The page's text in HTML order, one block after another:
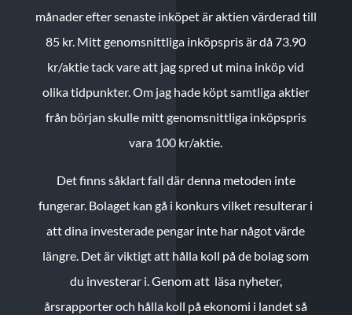
månader efter senaste inköpet är aktien värderad till
85 kr. Mitt genomsnittliga inköpspris är då 73.90
kr/aktie tack vare att jag spred ut mina inköp vid
olika tidpunkter. Om jag hade köpt samtliga aktier
från början skulle mitt genomsnittliga inköpspris
vara 100 kr/aktie.
Det finns såklart fall där denna metoden inte
fungerar. Bolaget kan gå i konkurs vilket resulterar i
att dina investerade pengar inte har något värde
längre. Det är viktigt att hålla koll på de bolag som
du investerar i. Genom att läsa nyheter,
årsrapporter och hålla koll på ekonomi i landet så